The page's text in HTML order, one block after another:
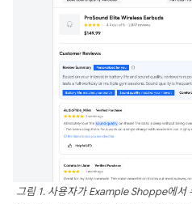
그림 1. 사용자가 Example Shoppe에서